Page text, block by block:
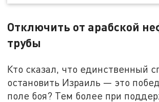
Отключить от арабской
трубы
Кто сказал, что единственный
остановить Израиль — это
поле боя? Тем более при